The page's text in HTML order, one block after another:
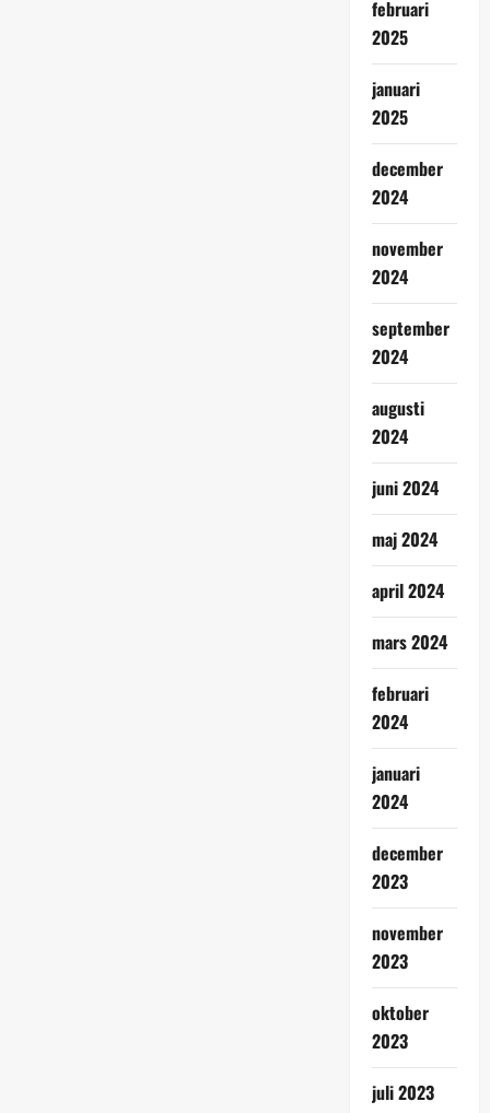
februari
2025
januari
2025
december
2024
november
2024
september
2024
augusti
2024
juni 2024
maj 2024
april 2024
mars 2024
februari
2024
januari
2024
december
2023
november
2023
oktober
2023
juli 2023